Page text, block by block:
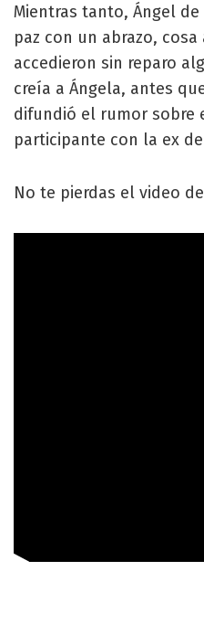
Mientras tanto, Ángel
paz con un abrazo,
accedieron sin reparo
creía a Ángela, antes
difundió el rumor sobre
participante con la ex de
No te pierdas el video